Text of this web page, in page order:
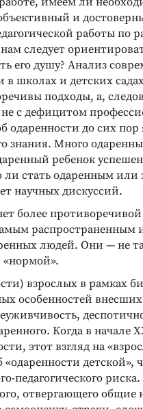
и
работы по
следует
его душу? Анализ
школах и детских
подходы, а,
не с дефицитом
одаренности до сих
знания. Много
ребенок
стать одаренным или
научных дискуссий.
более
распространенным
людей. Они — не
«нормой».
взрослых в рамках
особенностей
Когда в начале
этот взгляд на
детской»,
педагогического риска.
отвергающего